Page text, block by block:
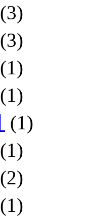
(3)
(3)
(1)
(1)
(1)
(1)
(2)
(1)